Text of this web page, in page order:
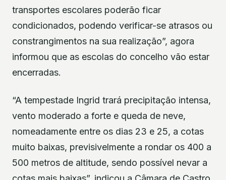
transportes escolares poderão ficar
condicionados, podendo verificar-se atrasos ou
constrangimentos na sua realização”, agora
informou que as escolas do concelho vão estar
encerradas.
“A tempestade Ingrid trará precipitação intensa,
vento moderado a forte e queda de neve,
nomeadamente entre os dias 23 e 25, a cotas
muito baixas, previsivelmente a rondar os 400 a
500 metros de altitude, sendo possível nevar a